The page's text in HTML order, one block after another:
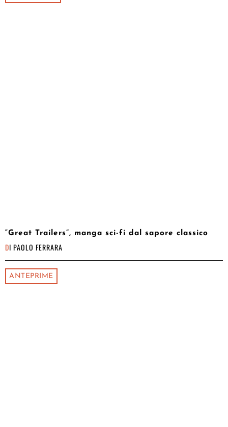
“Great Trailers”, manga sci-fi dal sapore classico
DI PAOLO FERRARA
ANTEPRIME